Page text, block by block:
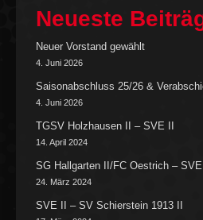
Neueste
Neuer Vorstand gewählt
4. Juni 2026
Saisonabschluss 25/26 &
4. Juni 2026
TGSV Holzhausen II – SVE II
14. April 2024
SG Hallgarten II/FC Oestrich – SVE
24. März 2024
SVE II – SV Schierstein 1913 II